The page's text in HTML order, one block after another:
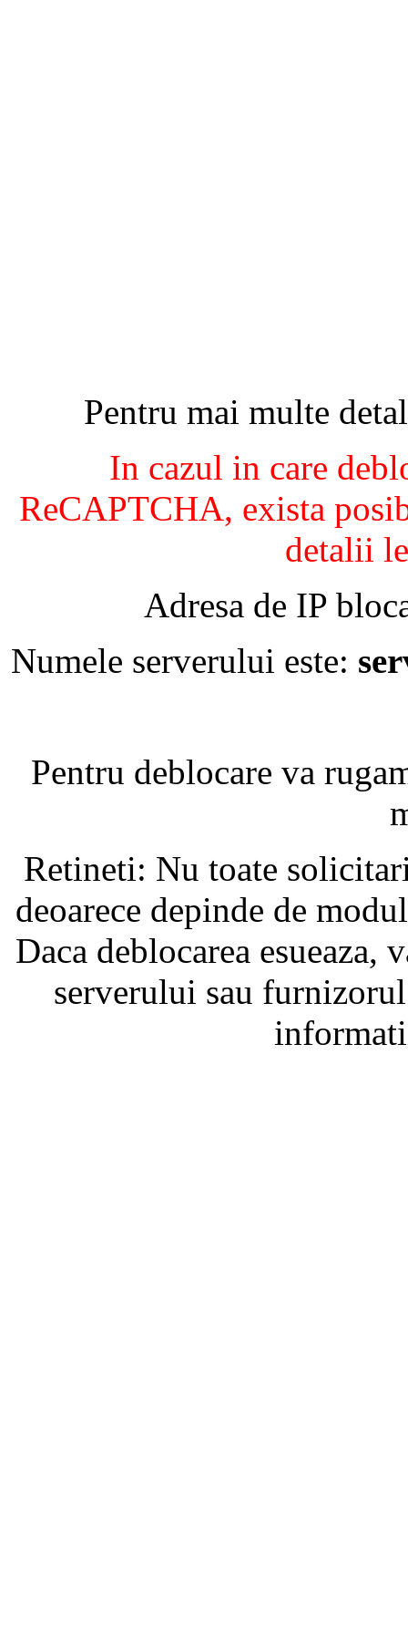
Pentru mai multe
In cazul in care
ReCAPTCHA, exista
detalii
Adresa de IP
Numele serverului este:
Pentru deblocare va
Retineti: Nu toate
deoarece depinde de
Daca deblocarea
serverului sau